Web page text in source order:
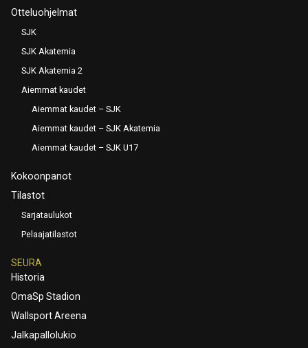
Otteluohjelmat
SJK
SJK Akatemia
SJK Akatemia 2
Aiemmat kaudet
Aiemmat kaudet – SJK
Aiemmat kaudet – SJK Akatemia
Aiemmat kaudet – SJK U17
Kokoonpanot
Tilastot
Sarjataulukot
Pelaajatilastot
SEURA
Historia
OmaSp Stadion
Wallsport Areena
Jalkapallolukio